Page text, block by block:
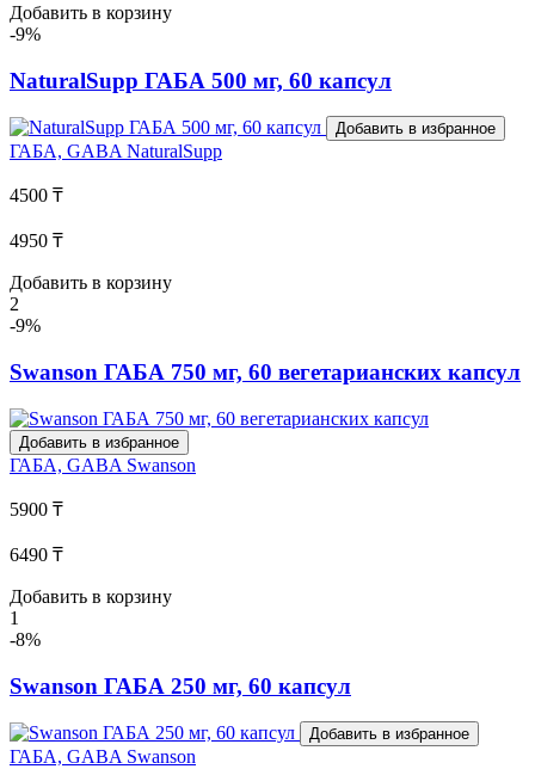
Добавить в корзину
-9%
NaturalSupp ГАБА 500 мг, 60 капсул
Добавить в избранное
ГАБА, GABANaturalSupp
4500 ₸
4950 ₸
Добавить в корзину
2
-9%
Swanson ГАБА 750 мг, 60 вегетарианских капсул
Добавить в избранное
ГАБА, GABA Swanson
5900 ₸
6490 ₸
Добавить в корзину
1
-8%
Swanson ГАБА 250 мг, 60 капсул
Добавить в избранное
ГАБА, GABA Swanson